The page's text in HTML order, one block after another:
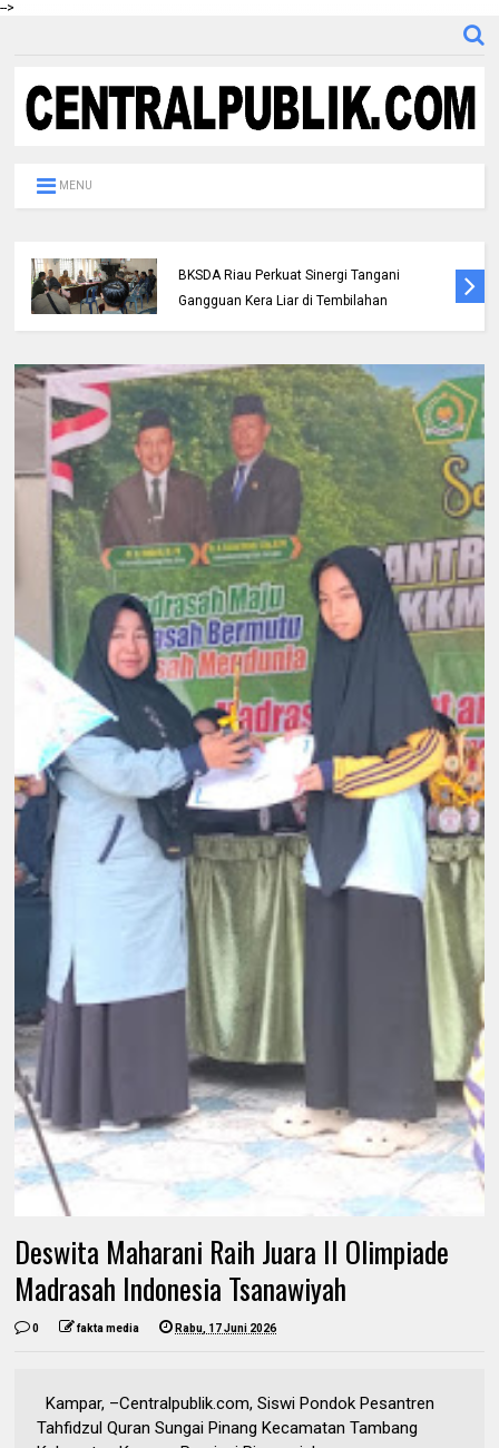
-->
MENU
BKSDA Riau Perkuat Sinergi Tangani
Gangguan Kera Liar di Tembilahan
Deswita Maharani Raih Juara II Olimpiade
Madrasah Indonesia Tsanawiyah
0 fakta media Rabu, 17 Juni 2026
Kampar, –Centralpublik.com, Siswi Pondok Pesantren
Tahfidzul Quran Sungai Pinang Kecamatan Tambang